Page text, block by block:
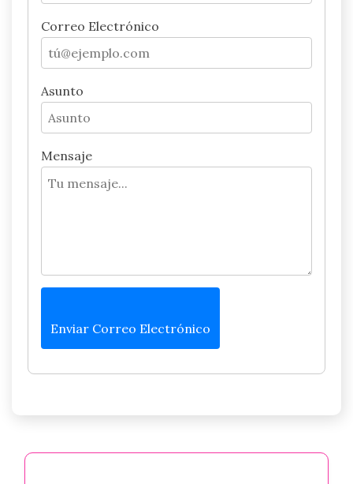
Correo Electrónico
Asunto
Mensaje
Enviar Correo Electrónico